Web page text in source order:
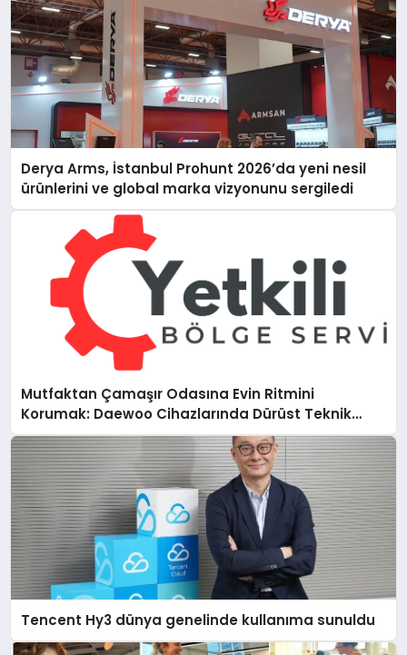
Derya Arms, İstanbul Prohunt 2026’da yeni nesil
ürünlerini ve global marka vizyonunu sergiledi
Mutfaktan Çamaşır Odasına Evin Ritmini
Korumak: Daewoo Cihazlarında Dürüst Teknik
Destek Deneyimi
Tencent Hy3 dünya genelinde kullanıma sunuldu